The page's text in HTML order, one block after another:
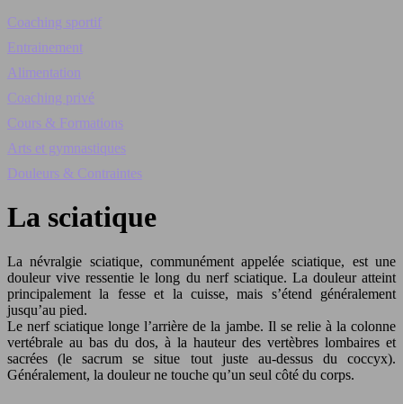
Coaching sportif
Entrainement
Alimentation
Coaching privé
Cours & Formations
Arts et gymnastiques
Douleurs & Contraintes
La sciatique
La névralgie sciatique, communément appelée sciatique, est une
douleur vive ressentie le long du nerf sciatique. La douleur atteint
principalement la fesse et la cuisse, mais s’étend généralement
jusqu’au pied.
Le nerf sciatique longe l’arrière de la jambe. Il se relie à la colonne
vertébrale au bas du dos, à la hauteur des vertèbres lombaires et
sacrées (le sacrum se situe tout juste au-dessus du coccyx).
Généralement, la douleur ne touche qu’un seul côté du corps.